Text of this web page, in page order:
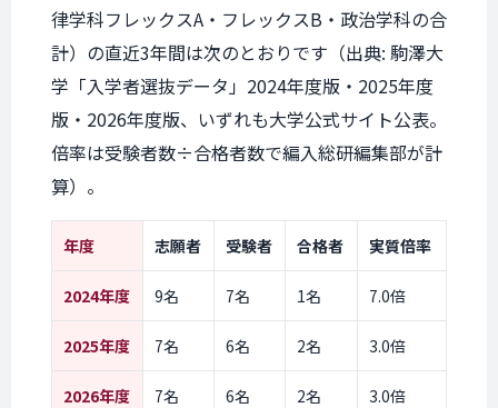
律学科フレックスA・フレックスB・政治学科の合
計）の直近3年間は次のとおりです（出典: 駒澤大
学「入学者選抜データ」2024年度版・2025年度
版・2026年度版、いずれも大学公式サイト公表。
倍率は受験者数÷合格者数で編入総研編集部が計
算）。
年度 志願者 受験者 合格者 実質倍率
2024年度 9名 7名 1名 7.0倍
2025年度 7名 6名 2名 3.0倍
2026年度 7名 6名 2名 3.0倍